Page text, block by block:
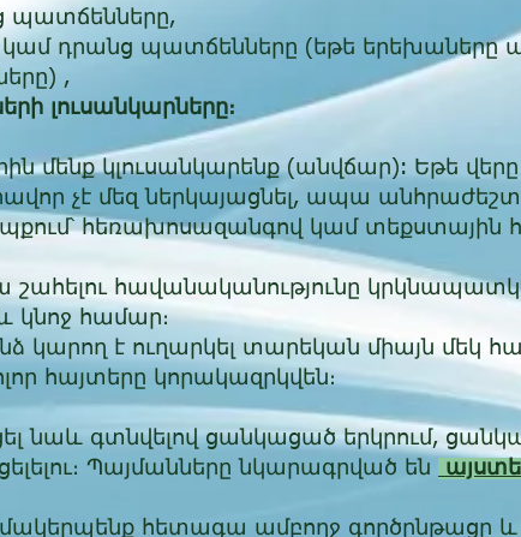
պատճենները,
կամ դրանց պատճենները (եթե երեխաները
,
լուսանկարները։
մենք կլուսանկարենք (անվճար): Եթե
չէ մեզ ներկայացնել, ապա անհրաժեշտ
հեռախոսազանգով կամ տեքստային
հավանականությունը
կնոջ համար։
կարող է ուղարկել տարեկան միայն մեկ
հայտերը կորակազրկվեն։
նաև գտնվելով ցանկացած երկրում,
Պայմանները նկարագրված են
հետագա ամբողջ գործընթացը